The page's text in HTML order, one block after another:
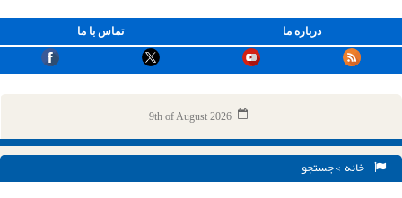
تماس با ما درباره ما
9th of August 2026
خانه > جستجو